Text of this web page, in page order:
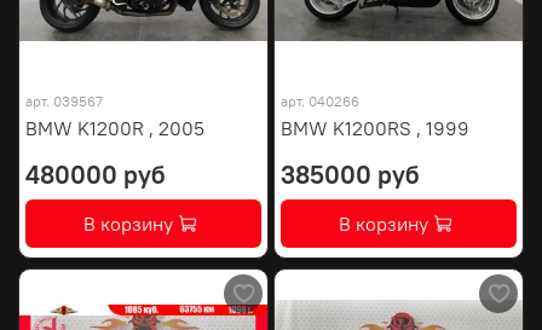
арт. 039567
BMW K1200R , 2005
480000 руб
В корзину
арт. 040266
BMW K1200RS , 1999
385000 руб
В корзину